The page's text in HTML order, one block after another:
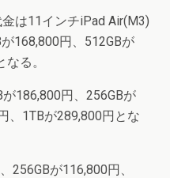
は11インチiPad Air(M3)
168,800円、512GBが
る。
186,800円、256GBが
、1TBが289,800円とな
256GBが116,800円、